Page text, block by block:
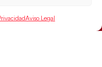
Aviso Legal